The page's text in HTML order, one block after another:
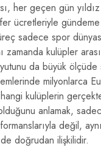
her geçen gün
ücretleriyle
sadece spor
zamanda kulüpler
da büyük ölçüde
milyonlarca
kulüplerin
anlamak,
değil,
doğrudan ilişkilidir.